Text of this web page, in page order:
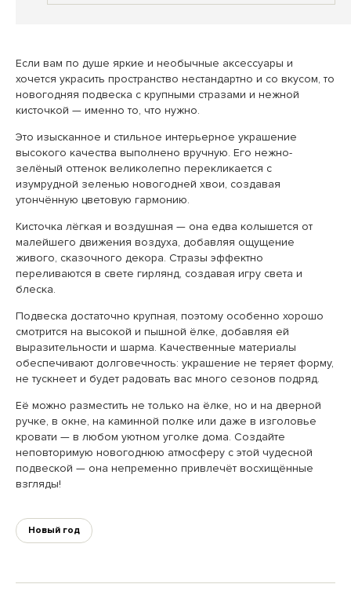
Если вам по душе яркие и необычные аксессуары и
хочется украсить пространство нестандартно и со вкусом, то
новогодняя подвеска с крупными стразами и нежной
кисточкой — именно то, что нужно.
Это изысканное и стильное интерьерное украшение
высокого качества выполнено вручную. Его нежно-
зелёный оттенок великолепно перекликается с
изумрудной зеленью новогодней хвои, создавая
утончённую цветовую гармонию.
Кисточка лёгкая и воздушная — она едва колышется от
малейшего движения воздуха, добавляя ощущение
живого, сказочного декора. Стразы эффектно
переливаются в свете гирлянд, создавая игру света и
блеска.
Подвеска достаточно крупная, поэтому особенно хорошо
смотрится на высокой и пышной ёлке, добавляя ей
выразительности и шарма. Качественные материалы
обеспечивают долговечность: украшение не теряет форму,
не тускнеет и будет радовать вас много сезонов подряд.
Её можно разместить не только на ёлке, но и на дверной
ручке, в окне, на каминной полке или даже в изголовье
кровати — в любом уютном уголке дома. Создайте
неповторимую новогоднюю атмосферу с этой чудесной
подвеской — она непременно привлечёт восхищённые
взгляды!
Новый год